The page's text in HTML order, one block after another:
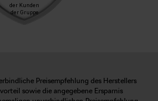
Preisempfehlung des Herstellers
sowie die angegebene Ersparnis